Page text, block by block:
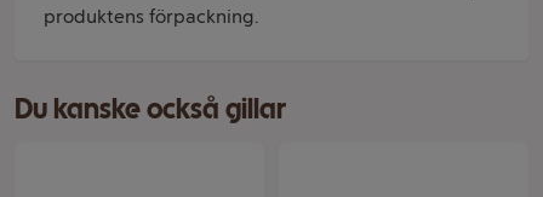
produktens förpackning.
Du kanske också gillar